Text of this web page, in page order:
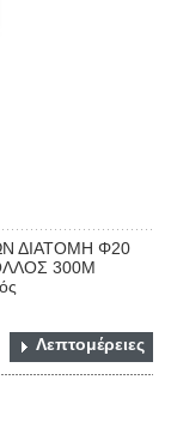
ΔΙΑΤΟΜΗ Φ20
300Μ
Λεπτομέρειες